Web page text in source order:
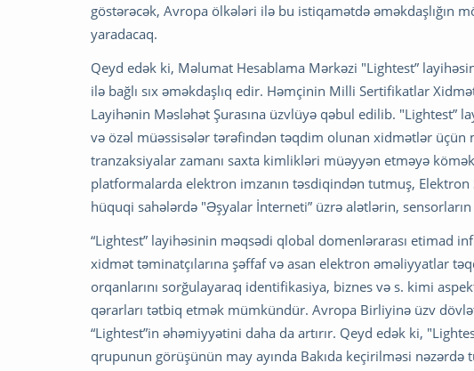
göstərəcək, Avropa ölkələri ilə bu istiqamətdə əməkdaşlığın
yaradacaq.
Qeyd edək ki, Məlumat Hesablama Mərkəzi "Lightest”
ilə bağlı sıx əməkdaşlıq edir. Həmçinin Milli Sertifikatlar
Layihənin Məsləhət Şurasına üzvlüyə qəbul edilib.
və özəl müəssisələr tərəfindən təqdim olunan xidmətlər
tranzaksiyalar zamanı saxta kimlikləri müəyyən etməyə
platformalarda elektron imzanın təsdiqindən tutmuş,
hüquqi sahələrdə "Əşyalar İnterneti” üzrə alətlərin,
“Lightest” layihəsinin məqsədi qlobal domenlərarası etimad
xidmət təminatçılarına şəffaf və asan elektron əməliyyatlar
orqanlarını sorğulayaraq identifikasiya, biznes və s. kimi
qərarları tətbiq etmək mümkündür. Avropa Birliyinə üzv
“Lightest”in əhəmiyyətini daha da artırır. Qeyd edək ki,
qrupunun görüşünün may ayında Bakıda keçirilməsi nəzərdə